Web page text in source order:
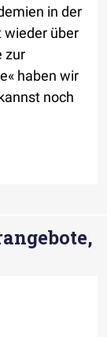
in der
wieder über
zur
haben wir
noch